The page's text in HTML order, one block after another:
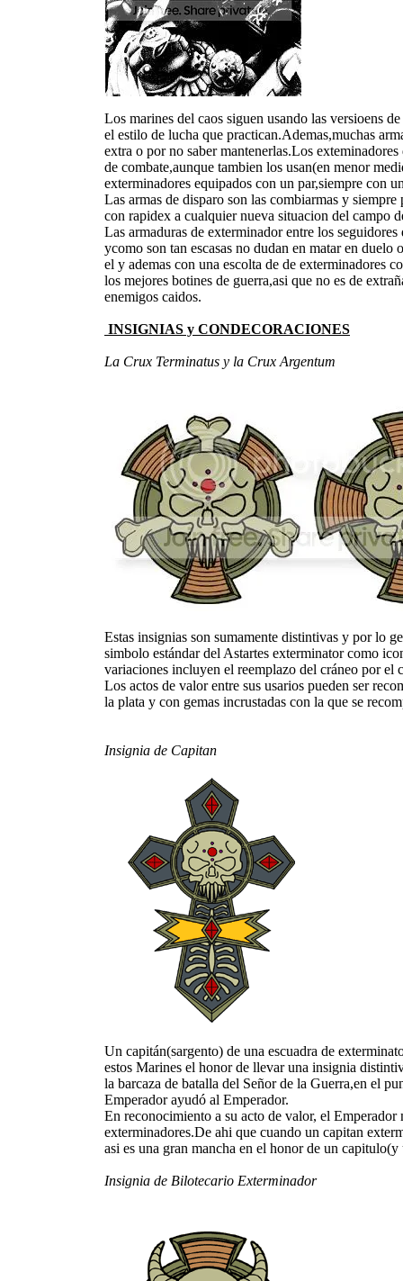
Los marines del caos siguen usando las versioens
el estilo de lucha que practican.Ademas,muchas
extra o por no saber mantenerlas.Los
de combate,aunque tambien los usan(en menor
exterminadores equipados con un par,siempre con
Las armas de disparo son las combiarmas y
con rapidex a cualquier nueva situacion del campo
Las armaduras de exterminador entre los
ycomo son tan escasas no dudan en matar en
el y ademas con una escolta de de exterminadores
los mejores botines de guerra,asi que no es de
enemigos caidos.
INSIGNIAS y CONDECORACIONES
La Crux Terminatus y la Crux Argentum
Estas insignias son sumamente distintivas y por lo
simbolo estándar del Astartes exterminator como
variaciones incluyen el reemplazo del cráneo por el
Los actos de valor entre sus usarios pueden ser
la plata y con gemas incrustadas con la que se
Insignia de Capitan
Un capitán(sargento) de una escuadra de
estos Marines el honor de llevar una insignia
la barcaza de batalla del Señor de la Guerra,en el
Emperador ayudó al Emperador.
En reconocimiento a su acto de valor, el
exterminadores.De ahi que cuando un capitan
asi es una gran mancha en el honor de un
Insignia de Bilotecario Exterminador